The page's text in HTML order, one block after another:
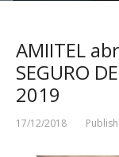
AMIITEL
SEGURO
2019
17/12/2018